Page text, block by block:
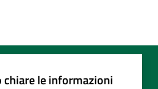
chiare le informazioni